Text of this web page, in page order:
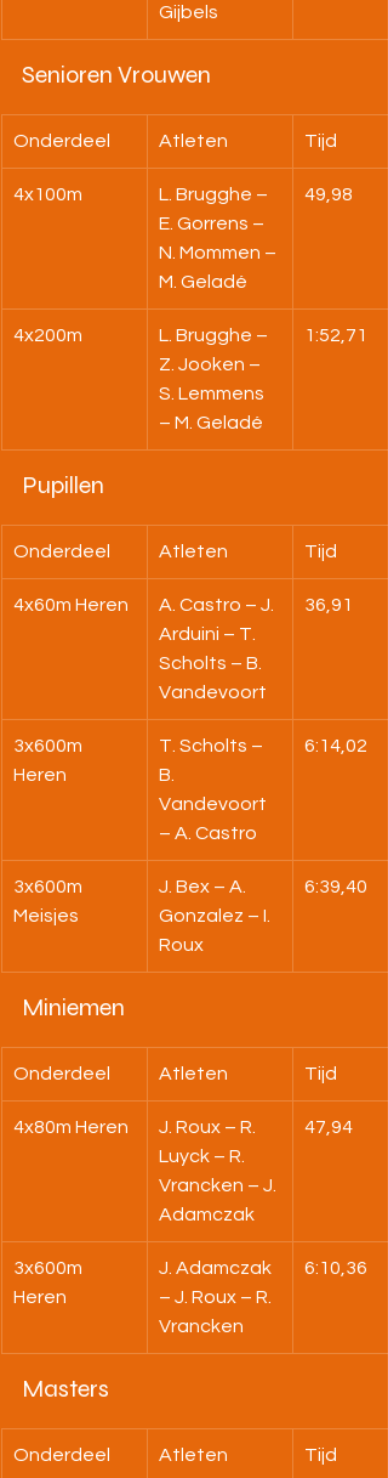
Gijbels
Senioren Vrouwen
Onderdeel Atleten Tijd
4x100m
L. Brugghe –
E. Gorrens –
N. Mommen –
M. Geladé
49,98
4x200m
L. Brugghe –
Z. Jooken –
S. Lemmens
– M. Geladé
1:52,71
Pupillen
Onderdeel Atleten Tijd
4x60m Heren
A. Castro – J.
Arduini – T.
Scholts – B.
Vandevoort
36,91
3x600m
Heren
T. Scholts –
B.
Vandevoort
– A. Castro
6:14,02
3x600m
Meisjes
J. Bex – A.
Gonzalez – I.
Roux
6:39,40
Miniemen
Onderdeel Atleten Tijd
4x80m Heren
J. Roux – R.
Luyck – R.
Vrancken – J.
Adamczak
47,94
3x600m
Heren
J. Adamczak
– J. Roux – R.
Vrancken
6:10,36
Masters
Onderdeel Atleten Tijd